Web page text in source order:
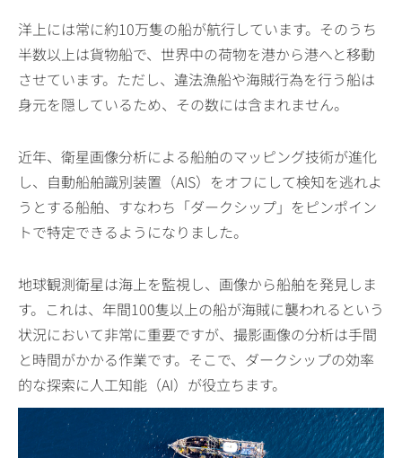
洋上には常に約10万隻の船が航行しています。そのうち
半数以上は貨物船で、世界中の荷物を港から港へと移動
させています。ただし、違法漁船や海賊行為を行う船は
身元を隠しているため、その数には含まれません。
近年、衛星画像分析による船舶のマッピング技術が進化
し、自動船舶識別装置（AIS）をオフにして検知を逃れよ
うとする船舶、すなわち「ダークシップ」をピンポイン
トで特定できるようになりました。
地球観測衛星は海上を監視し、画像から船舶を発見しま
す。これは、年間100隻以上の船が海賊に襲われるという
状況において非常に重要ですが、撮影画像の分析は手間
と時間がかかる作業です。そこで、ダークシップの効率
的な探索に人工知能（AI）が役立ちます。